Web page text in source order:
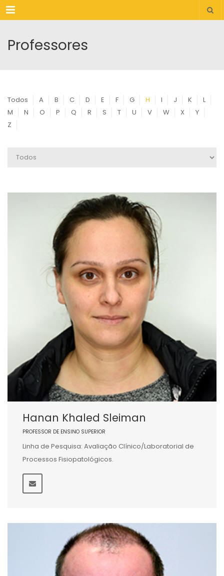
Menu
Professores
Todos A B C D E F G H I J K
L
M
N O P Q R S T U V W X
Y
Z
Hanan Khaled Sleiman
PROFESSOR DE ENSINO SUPERIOR
Linha de Pesquisa: Avaliação Clínico/Laboratorial de
Processos Fisiopatológicos.